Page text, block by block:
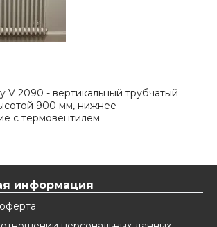
V 2090 - вертикальный трубчатый
900 мм, нижнее
с термовентилем
информация